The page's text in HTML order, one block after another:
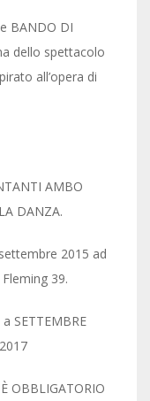
BANDO DI
dello spettacolo
all’opera di
AMBO
DANZA.
2015 ad
39.
SETTEMBRE
OBBLIGATORIO